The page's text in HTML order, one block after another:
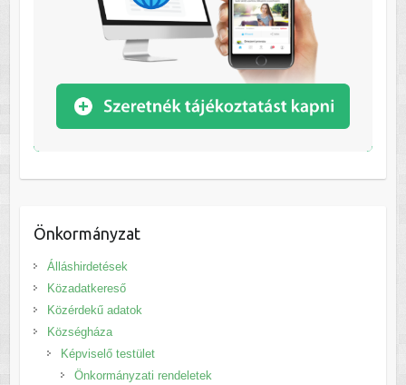
Önkormányzat
Álláshirdetések
Közadatkereső
Közérdekű adatok
Községháza
Képviselő testület
Önkormányzati rendeletek